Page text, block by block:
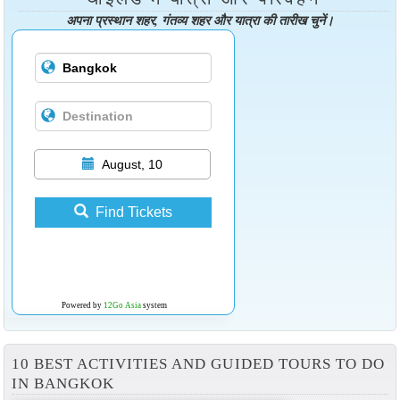
अपना प्रस्थान शहर, गंतव्य शहर और यात्रा की तारीख चुनें।
August, 10
Find Tickets
Powered by 12Go Asiasystem
10 BEST ACTIVITIES AND GUIDED TOURS TO DO
IN BANGKOK